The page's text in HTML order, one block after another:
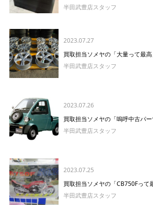
半田武豊店スタッフ
2023.07.27
買取担当ソメヤの「大量って最高
半田武豊店スタッフ
2023.07.26
買取担当ソメヤの「嗚呼中古パー
半田武豊店スタッフ
2023.07.25
買取担当ソメヤの「CB750Fって
半田武豊店スタッフ